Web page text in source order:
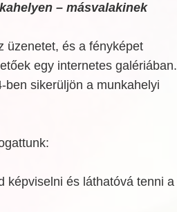
– másvalakinek
üzenetet, és a fényképet
egy internetes galériában.
sikerüljön a munkahelyi
képviselni és láthatóvá tenni a